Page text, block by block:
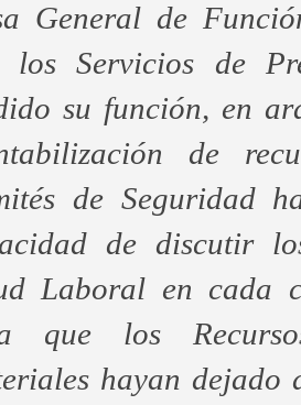
General de
los Servicios de
su función, en
de
de Seguridad
de discutir
Laboral en cada
que los
hayan dejado